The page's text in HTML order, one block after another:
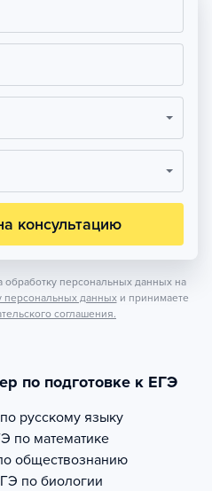
консультацию
персональных данных на
персональных данных и принимаете
соглашения.
по подготовке к ЕГЭ
русскому языку
по математике
обществознанию
по биологии